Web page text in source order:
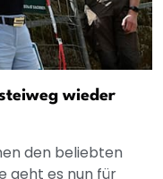
wieder
den beliebten
geht es nun für